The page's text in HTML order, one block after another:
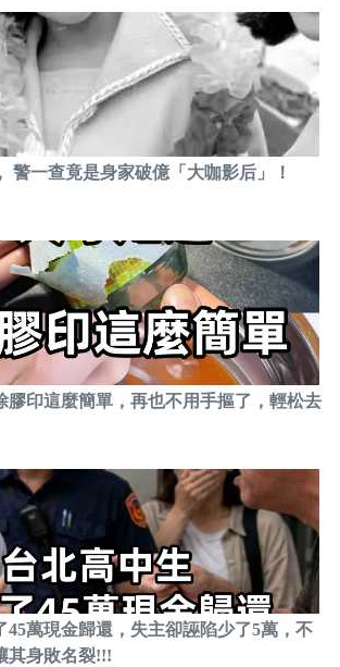
警一查竟是身家破億「大咖影后」！
膠印這麼簡單，再也不用手摳了，輕松去
45萬現金歸還，失主卻誣陷少了5萬，不
其身敗名裂!!!